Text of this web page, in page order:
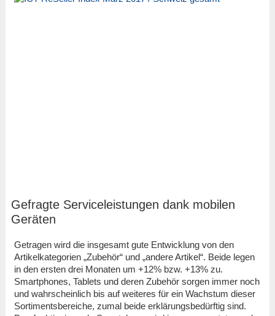
Gefragte Serviceleistungen dank mobilen
Geräten
Getragen wird die insgesamt gute Entwicklung von den
Artikelkategorien „Zubehör“ und „andere Artikel“. Beide legen
in den ersten drei Monaten um +12% bzw. +13% zu.
Smartphones, Tablets und deren Zubehör sorgen immer noch
und wahrscheinlich bis auf weiteres für ein Wachstum dieser
Sortimentsbereiche, zumal beide erklärungsbedürftig sind.